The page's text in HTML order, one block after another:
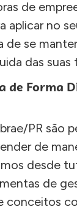
de
aplicar no
de se
das suas
de Forma
PR são
de
desde
de
conceitos